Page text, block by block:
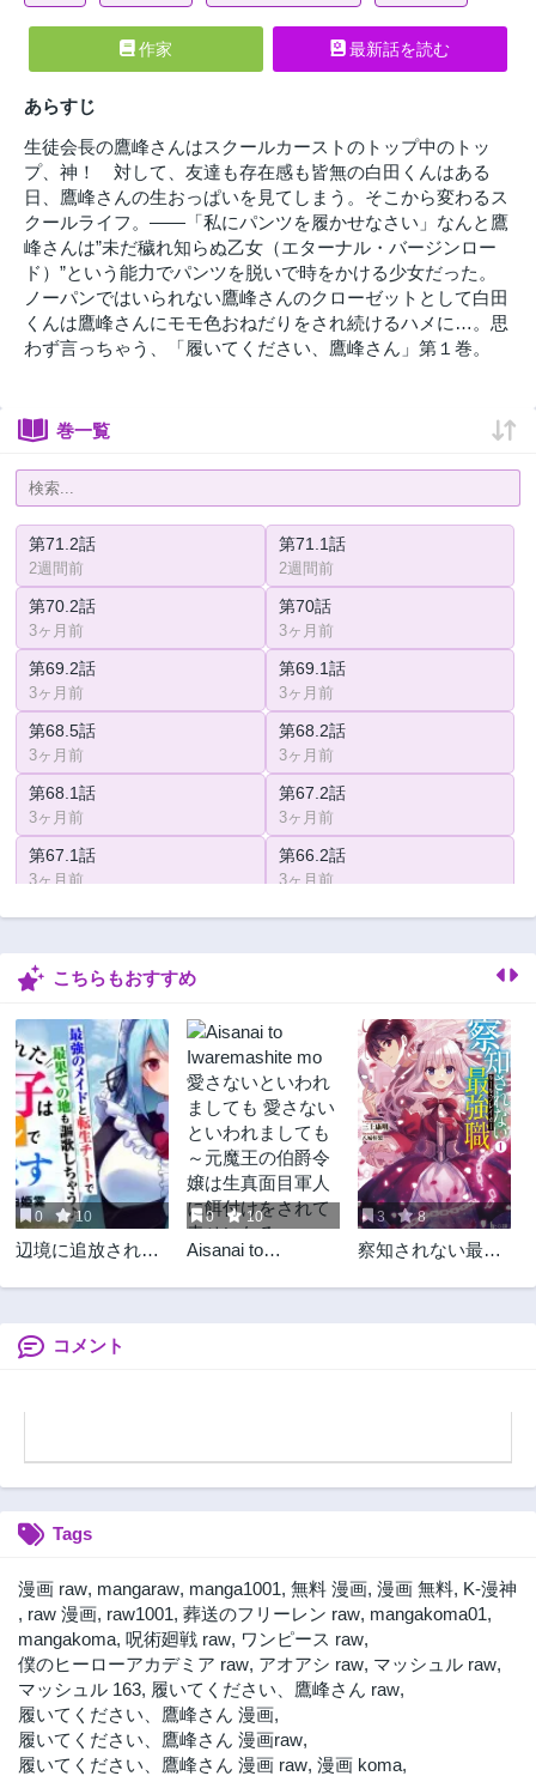
作家 最新話を読む
あらすじ
生徒会長の鷹峰さんはスクールカーストのトップ中のトッ
プ、神！ 対して、友達も存在感も皆無の白田くんはある
日、鷹峰さんの生おっぱいを見てしまう。そこから変わるス
クールライフ。――「私にパンツを履かせなさい」なんと鷹
峰さんは”未だ穢れ知らぬ乙女（エターナル・バージンロー
ド）”という能力でパンツを脱いで時をかける少女だった。
ノーパンではいられない鷹峰さんのクローゼットとして白田
くんは鷹峰さんにモモ色おねだりをされ続けるハメに…。思
わず言っちゃう、「履いてください、鷹峰さん」第１巻。
巻一覧
第71.2話
2週間前
第71.1話
2週間前
第70.2話
3ヶ月前
第70話
3ヶ月前
第69.2話
3ヶ月前
第69.1話
3ヶ月前
第68.5話
3ヶ月前
第68.2話
3ヶ月前
第68.1話
3ヶ月前
第67.2話
3ヶ月前
第67.1話
3ヶ月前
第66.2話
3ヶ月前
第66.1話 第65.2話
第65.1話
第64.1話
3ヶ月前
第63.5話
3ヶ月前
第63話
3ヶ月前
第62.2話
3ヶ月前
第62.1話
3ヶ月前
第61.2話
3ヶ月前
第61.1話
3ヶ月前
第60話
3ヶ月前
第59話 第58話
第57話
第51話
第49話
3ヶ月前
第48話
3ヶ月前
第47.2話
3ヶ月前
第47.1話
3ヶ月前
第46.5話
3ヶ月前 3ヶ月前
こちらもおすすめ
0 10
辺境に追放された
生き延びます
0 10
Aisanai to
ましても 愛さない
3 8
察知されない最強
コメント
Tags
漫画 raw, mangaraw, manga1001, 無料 漫画, 漫画 無料, K-漫神
, raw 漫画, raw1001, 葬送のフリーレン raw, mangakoma01,
mangakoma, 呪術廻戦 raw, ワンピース raw,
僕のヒーローアカデミア raw, アオアシ raw, マッシュル raw,
マッシュル 163, 履いてください、鷹峰さん raw,
履いてください、鷹峰さん 漫画,
履いてください、鷹峰さん 漫画raw,
履いてください、鷹峰さん 漫画 raw, 漫画 koma,